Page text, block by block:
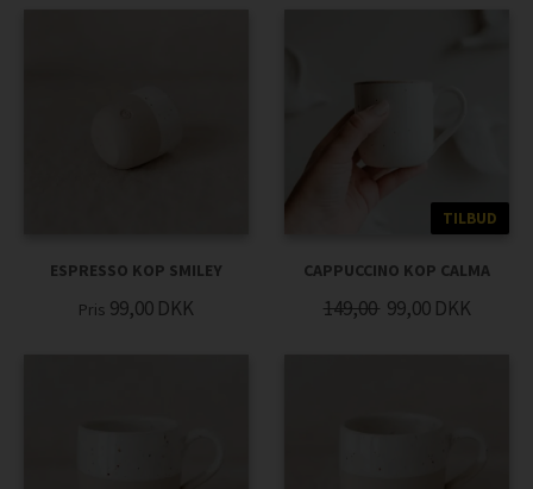
ESPRESSO KOP SMILEY
Pris 99,00 DKK
TILBUD
CAPPUCCINO KOP CALMA
149,00 99,00 DKK